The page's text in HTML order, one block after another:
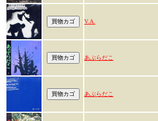
V.A.
あぶらだこ
あぶらだこ